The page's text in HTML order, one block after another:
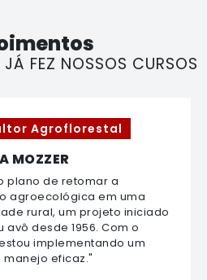
FEZ NOSSOS CURSOS
Agroflorestal
MOZZER
plano de retomar a
agroecológica em uma
rural, um projeto iniciado
avô desde 1956. Com o
implementando um
manejo eficaz."